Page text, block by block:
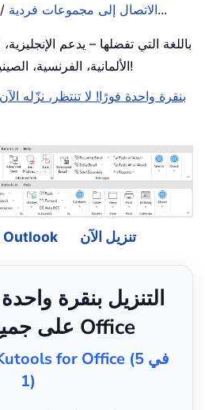
الاتصال إلى مجموعات فردية / ...
الألمانية، الفرنسية، الصينية، وأكثر من 40 لغة أخرى!
قائمة ميزات Kutools لـ Outlook
تنزيل الآن
على جميع إضافات Office
1)